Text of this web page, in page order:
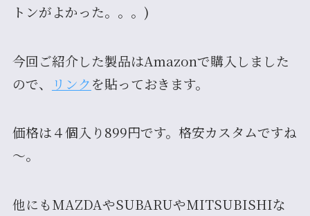
トンがよかった。。。)
今回ご紹介した製品はAmazonで購入しました
ので、
リンクを貼っておきます。
価格は４個入り899円です。格安カスタムですね
～。
他にもMAZDAやSUBARUやMITSUBISHIな